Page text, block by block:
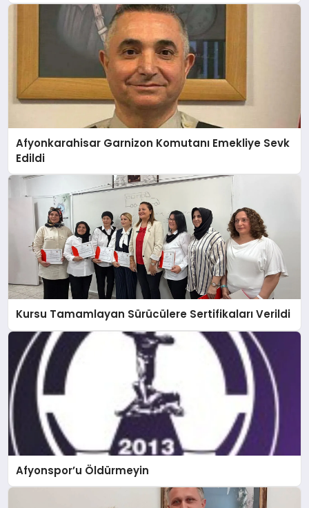
Afyonkarahisar Garnizon Komutanı Emekliye Sevk
Edildi
Kursu Tamamlayan Sürücülere Sertifikaları Verildi
Afyonspor’u Öldürmeyin